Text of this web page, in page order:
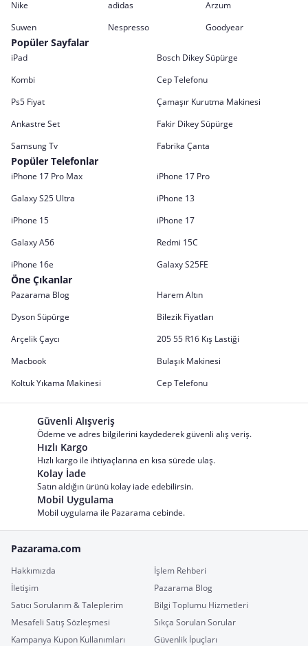
Nike adidas
Arzum
Suwen
Nespresso Goodyear
Popüler Sayfalar
iPad
Bosch Dikey Süpürge
Kombi
Cep Telefonu
Ps5 Fiyat
Çamaşır Kurutma Makinesi
Ankastre Set
Fakir Dikey Süpürge
Samsung Tv
Fabrika Çanta
Popüler Telefonlar
iPhone 17 Pro Max
iPhone 17 Pro
Galaxy S25 Ultra
iPhone 13
iPhone 15
iPhone 17
Galaxy A56
Redmi 15C
iPhone 16e
Galaxy S25FE
Öne Çıkanlar
Pazarama Blog
Harem Altın
Dyson Süpürge
Bilezik Fiyatları
Arçelik Çaycı
205 55 R16 Kış Lastiği
Macbook
Bulaşık Makinesi
Koltuk Yıkama Makinesi
Cep Telefonu
Güvenli Alışveriş
Ödeme ve adres bilgilerini kaydederek güvenli alış veriş.
Hızlı Kargo
Hızlı kargo ile ihtiyaçlarına en kısa sürede ulaş.
Kolay İade
Satın aldığın ürünü kolay iade edebilirsin.
Mobil Uygulama
Mobil uygulama ile Pazarama cebinde.
Pazarama.com
Hakkımızda
İşlem Rehberi
İletişim
Pazarama Blog
Satıcı Sorularım & Taleplerim
Bilgi Toplumu Hizmetleri
Mesafeli Satış Sözleşmesi
Sıkça Sorulan Sorular
Kampanya Kupon Kullanımları
Güvenlik İpuçları